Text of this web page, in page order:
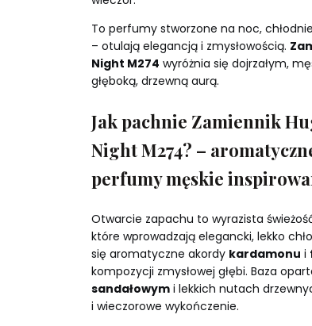
To perfumy stworzone na noc,
– otulają elegancją i zmysłowością.
Night M274 wyróżnia się dojrzałym,
głęboką, drzewną aurą.
Jak pachnie Zamiennik
Night M274? –
perfumy męskie
Otwarcie zapachu to wyrazista
które wprowadzają elegancki, lekko
się aromatyczne akordy kardamonu i
kompozycji zmysłowej głębi. Baza
sandałowymi lekkich nutach
i wieczorowe wykończenie.